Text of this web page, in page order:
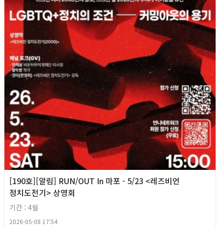
[190호][알림] RUN/OUT In 마포 - 5/23 <레즈비언
정치도전기> 상영회
기간 : 4월
2026-05-08 17:54